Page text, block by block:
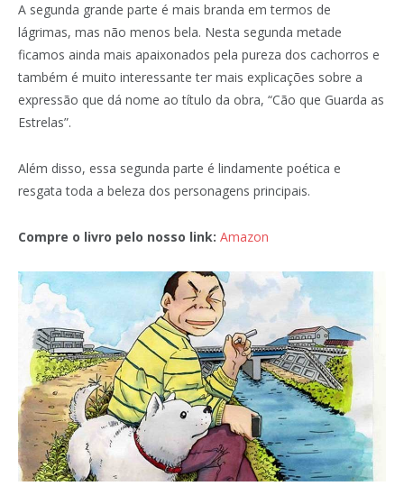
A segunda grande parte é mais branda em termos de
lágrimas, mas não menos bela. Nesta segunda metade
ficamos ainda mais apaixonados pela pureza dos cachorros e
também é muito interessante ter mais explicações sobre a
expressão que dá nome ao título da obra, “Cão que Guarda as
Estrelas”.
Além disso, essa segunda parte é lindamente poética e
resgata toda a beleza dos personagens principais.
Compre o livro pelo nosso link: Amazon